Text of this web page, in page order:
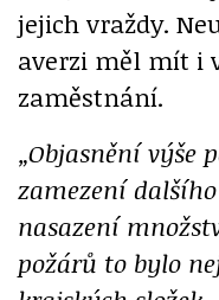
jejich vraždy.
averzi měl mít i
zaměstnání.
„Objasnění výše
zamezení
nasazení
požárů to bylo